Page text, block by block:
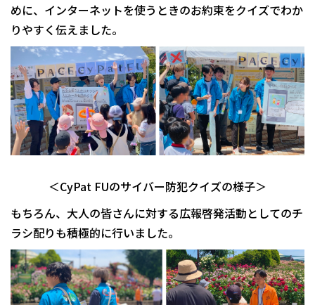
めに、インターネットを使うときのお約束をクイズでわか
りやすく伝えました。
＜CyPat FUのサイバー防犯クイズの様子＞
もちろん、大人の皆さんに対する広報啓発活動としてのチ
ラシ配りも積極的に行いました。